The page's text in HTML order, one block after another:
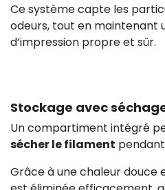
Ce système capte les
odeurs, tout en maintenant
d’impression propre et sûr.
Stockage avec
Un compartiment intégré
sécher le filament
Grâce à une chaleur douce